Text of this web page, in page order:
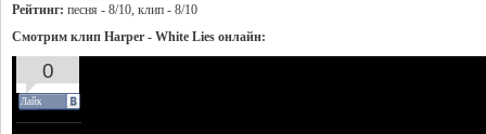
Рейтинг: песня - 8/10, клип - 8/10
Смотрим клип Harper - White Lies онлайн:
0
Лайк